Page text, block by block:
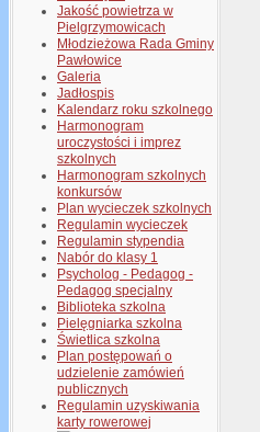
Jakość powietrza w
Pielgrzymowicach
Młodzieżowa Rada Gminy
Pawłowice
Galeria
Jadłospis
Kalendarz roku szkolnego
Harmonogram
uroczystości i imprez
szkolnych
Harmonogram szkolnych
konkursów
Plan wycieczek szkolnych
Regulamin wycieczek
Regulamin stypendia
Nabór do klasy 1
Psycholog - Pedagog -
Pedagog specjalny
Biblioteka szkolna
Pielęgniarka szkolna
Świetlica szkolna
Plan postępowań o
udzielenie zamówień
publicznych
Regulamin uzyskiwania
karty rowerowej